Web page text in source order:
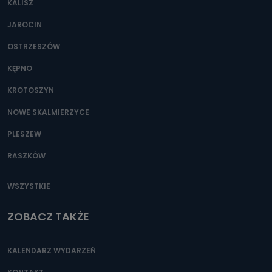
Można to zrobić pod numerem telefonu 62 735-51-05 lub
KALISZ
JAROCIN
OSTRZESZÓW
KĘPNO
KROTOSZYN
NOWE SKALMIERZYCE
PLESZEW
RASZKÓW
WSZYSTKIE
ZOBACZ TAKŻE
KALENDARZ WYDARZEŃ